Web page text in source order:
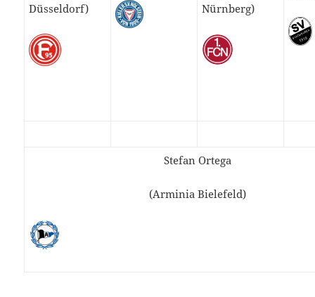
Düsseldorf)
Nürnberg)
Stefan Ortega
(Arminia Bielefeld)